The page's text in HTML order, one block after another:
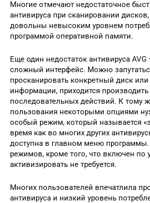
Многие отмечают недостаточное
антивируса при сканировании
довольны невысоким уровнем
программой оперативной памяти.
Еще один недостаток антивируса AVG
сложный интерфейс. Можно
просканировать конкретный диск или
информации, приходится
последовательных действий. К тому
пользования некоторыми опциями
особый режим, который называется
время как во многих других
доступна в главном меню
режимов, кроме того, что включен по
активизировать не требуется.
Многих пользователей впечатлила
антивируса и низкий уровень